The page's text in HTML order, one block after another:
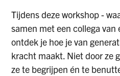
Tijdens deze workshop -
samen met een collega van
ontdek je hoe je van
kracht maakt. Niet door ze
ze te begrijpen én te